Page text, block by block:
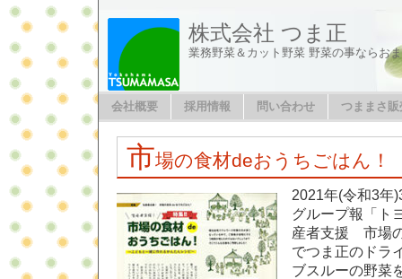
株式会社 つま正
業務野菜＆カット野菜 野菜の事ならお
会社概要 採用情報 問い合わせ つままさ
市場の食材deおうちごはん！
2021年(令和3年
グループ報「ト
産者支援 市場
でつま正のドラ
ブスルーの野菜